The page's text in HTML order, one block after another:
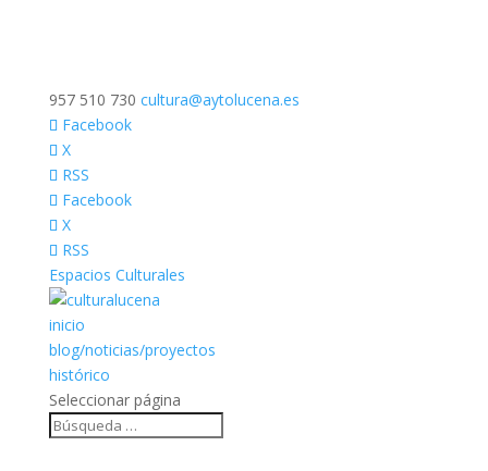
957 510 730 cultura@aytolucena.es
Facebook
X
RSS
Facebook
X
RSS
Espacios Culturales
inicio
blog/noticias/proyectos
histórico
Seleccionar página